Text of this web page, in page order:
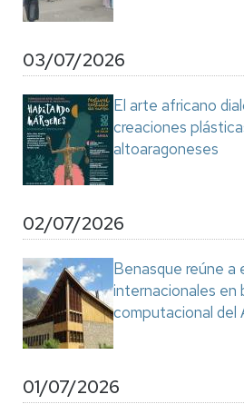
03/07/2026
El arte africano
creaciones
altoaragoneses
02/07/2026
Benasque reúne a
internacionales en
computacional del
01/07/2026